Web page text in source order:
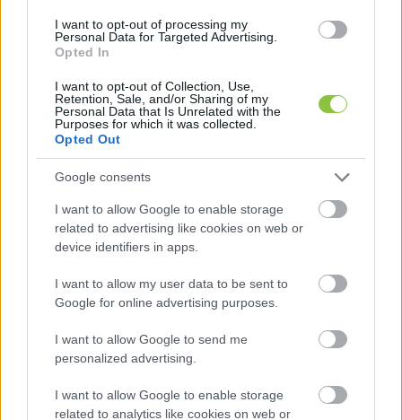
I want to opt-out of processing my
Personal Data for Targeted Advertising.
Opted In
I want to opt-out of Collection, Use,
Retention, Sale, and/or Sharing of my
Personal Data that Is Unrelated with the
Purposes for which it was collected.
Opted Out
Google consents
I want to allow Google to enable storage
related to advertising like cookies on web or
device identifiers in apps.
I want to allow my user data to be sent to
Google for online advertising purposes.
I want to allow Google to send me
personalized advertising.
I want to allow Google to enable storage
related to analytics like cookies on web or
A szolgáltató arra kéri a lakosokat, hogy az új
szivattyú beüzemeléséig különösen figyeljenek
kerüljék a nagy vízigényű tevékenységeket a
kritikus időszakokban, különösen az esti
órákban. Külön felhívják a figyelmet arra is, hogy:
a forró betonfelületek és aszfalt locsolása